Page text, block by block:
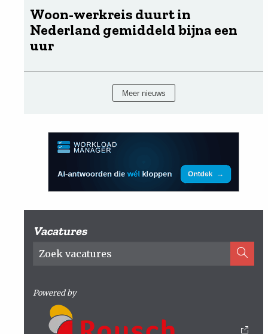
Woon-werkreis duurt in
Nederland gemiddeld bijna een
uur
Meer nieuws
Vacatures
Powered by